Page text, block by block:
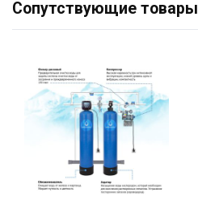
Сопутствующие товары